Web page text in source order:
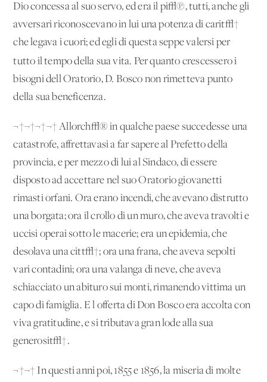
Dio concessa al suo servo, ed era il pi√π, tutti, anche gli
avversari riconoscevano in lui una potenza di carit√†
che legava i cuori; ed egli di questa seppe valersi per
tutto il tempo della sua vita. Per quanto crescessero i
bisogni dell'Oratorio, D. Bosco non rimetteva punto
della sua beneficenza.
¬†¬†¬†¬† Allorch√® in qualche paese succedesse una
catastrofe, affrettavasi a far sapere al Prefetto della
provincia, e per mezzo di lui al Sindaco, di essere
disposto ad accettare nel suo Oratorio giovanetti
rimasti orfani. Ora erano incendi, che avevano distrutto
una borgata; ora il crollo di un muro, che aveva travolti e
uccisi operai sotto le macerie; era un'epidemia, che
desolava una citt√†; ora una frana, che aveva sepolti
vari contadini; ora una valanga di neve, che aveva
schiacciato un abituro sui monti, rimanendo vittima un
capo di famiglia. E l'offerta di Don Bosco era accolta con
viva gratitudine, e si tributava gran lode alla sua
generosit√†.
¬†¬† In questi anni poi, 1855 e 1856, la miseria di molte